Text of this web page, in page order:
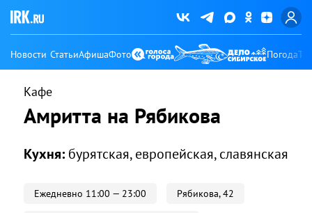
Новости СтатьиАфишаФото Погода
Кафе
Амритта на Рябикова
Кухня: бурятская европейская славянская
Ежедневно 11:00 — 23:00 Рябикова, 42